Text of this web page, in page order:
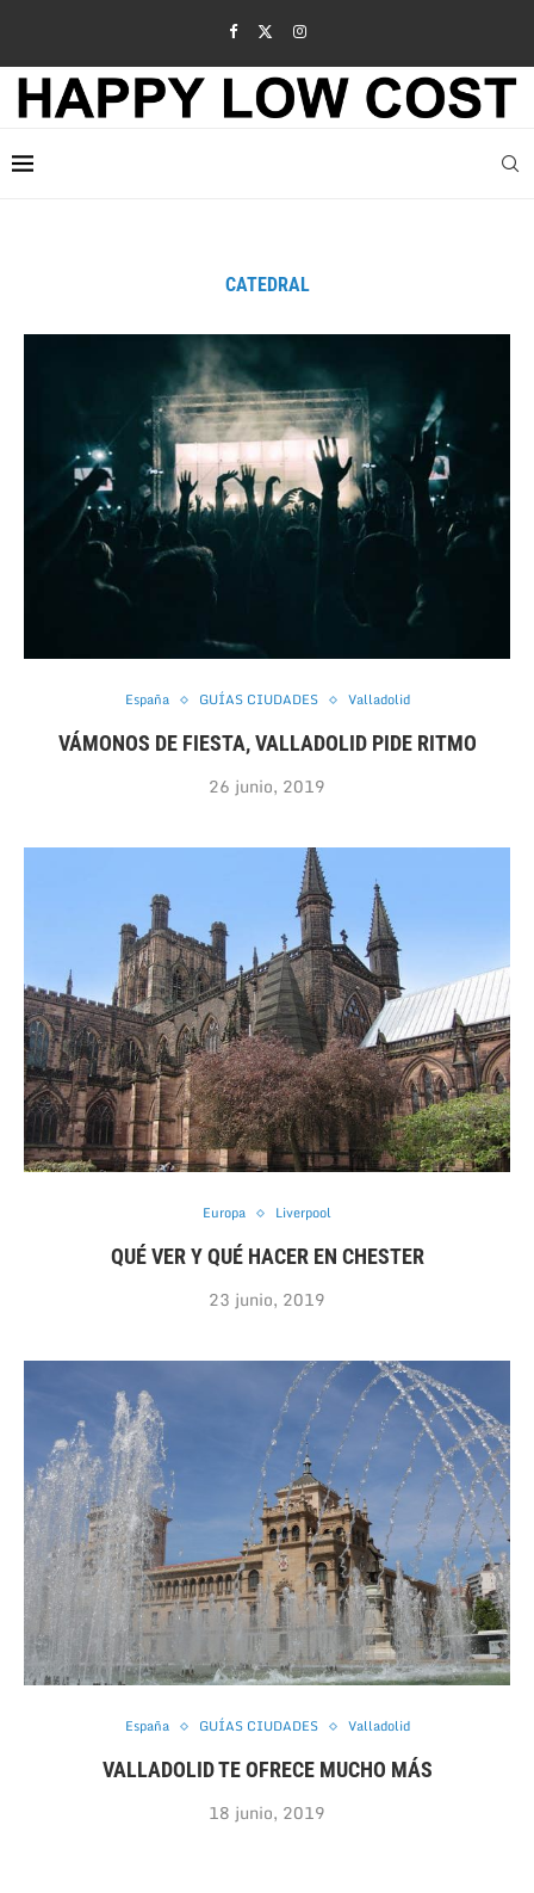
CATEDRAL
España GUÍAS CIUDADES Valladolid
VÁMONOS DE FIESTA, VALLADOLID PIDE RITMO
26 junio, 2019
Europa Liverpool
QUÉ VER Y QUÉ HACER EN CHESTER
23 junio, 2019
España GUÍAS CIUDADES Valladolid
VALLADOLID TE OFRECE MUCHO MÁS
18 junio, 2019